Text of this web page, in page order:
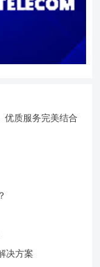
优质服务完美结合
决方案